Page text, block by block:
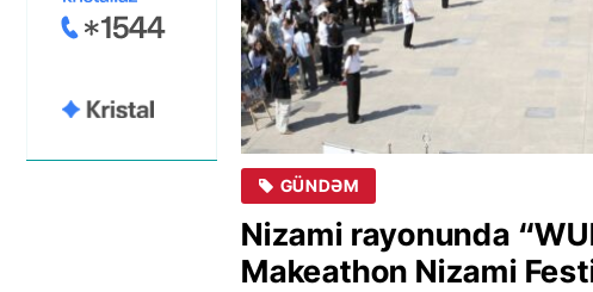
GÜNDƏM
Nizami rayonunda
Makeathon Nizami